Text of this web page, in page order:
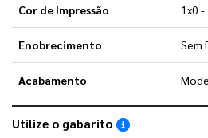
Cor de Impressão 1x0
Enobrecimento Sem
Acabamento
Utilize o gabarito Saiba como